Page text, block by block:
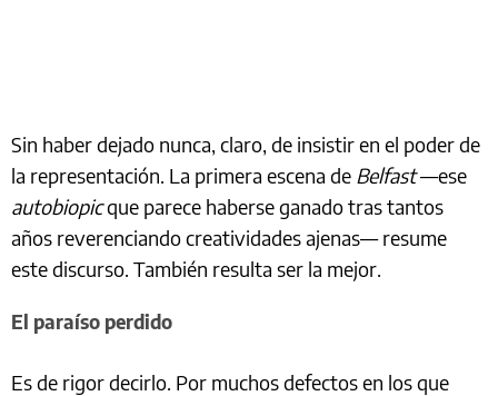
Sin haber dejado nunca, claro, de insistir en el poder de
la representación. La primera escena de Belfast—ese
autobiopicque parece haberse ganado tras tantos
años reverenciando creatividades ajenas— resume
este discurso. También resulta ser la mejor.
El paraíso perdido
Es de rigor decirlo. Por muchos defectos en los que